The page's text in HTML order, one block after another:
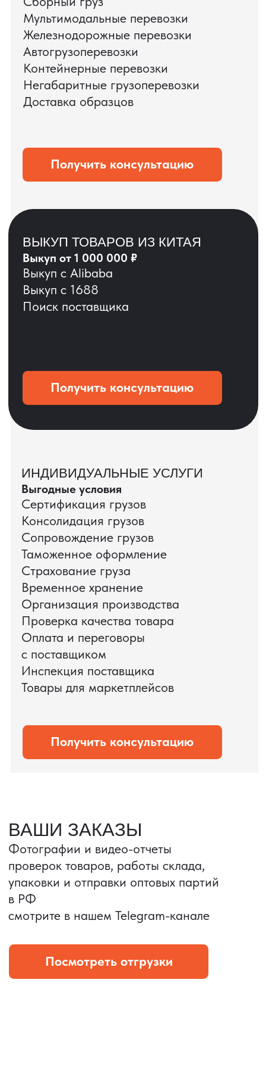
ДО ОПЛАТЫ
ОСТАВЬТЕ ЗАЯВКУ
Мы вернёмся с расчётом и фото после
технической проверки
Оставить заявку
КЕЙС ПАО «РОСТЕЛЕКОМ»
ПАО «Ростелеком» доверяет нам полный
цикл международных поставок — от
поиска и проверки поставщиков до
доставки оборудования.
Мы обеспечили полный цикл работ:
проверку продукции, логистику,
таможенное оформление и контроль
сроков. В результате все товары были
доставлены точно в срок и без
дополнительных рисков.
PRO TORG — проверенный партнёр по
международной логистике для ведущих
федеральных компаний.
Оставить заявку
Портативные колонки
Условия: Тираж 3100 шт.
Колонка с шнуром
зарядным, без коробки
и ложемента (эвы).
Магнитная зарядка 3в1.
15w.
Комплект: устройство +
провод Type C.
КОНТРОЛЬ КАЧЕСТВА
Проверка по ТЗ включает: